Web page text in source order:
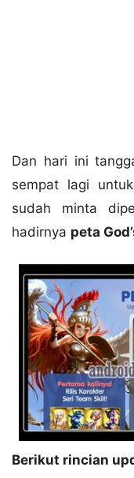
Dan hari ini
sempat lagi
sudah minta
hadirnya peta
Berikut rincian